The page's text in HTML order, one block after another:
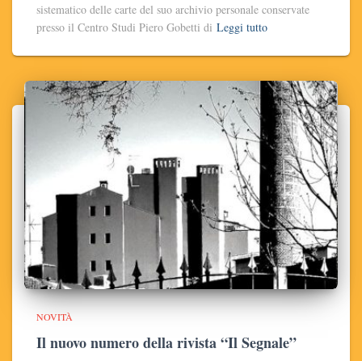
sistematico delle carte del suo archivio personale conservate
presso il Centro Studi Piero Gobetti di Leggi tutto
NOVITÀ
Il nuovo numero della rivista “Il Segnale”